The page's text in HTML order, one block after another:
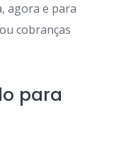
agora e para
cobranças
para